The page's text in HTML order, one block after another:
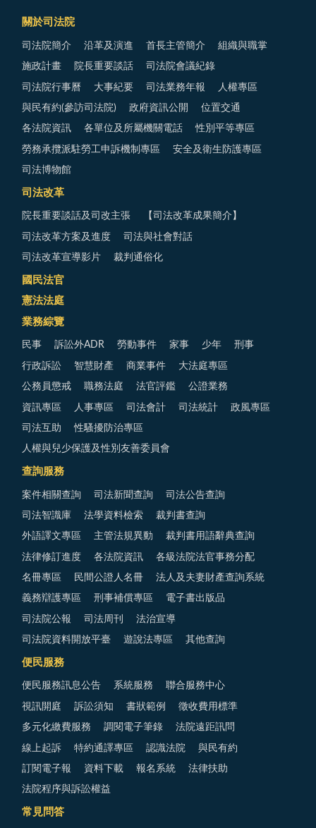
關於司法院
司法院簡介 沿革及演進 首長主管簡介 組織與職掌
施政計畫 院長重要談話 司法院會議紀錄
司法院行事曆 大事紀要 司法業務年報 人權專區
與民有約(參訪司法院) 政府資訊公開 位置交通
各法院資訊 各單位及所屬機關電話 性別平等專區
勞務承攬派駐勞工申訴機制專區 安全及衛生防護專區
司法博物館
司法改革
院長重要談話及司改主張 【司法改革成果簡介】
司法改革方案及進度 司法與社會對話
司法改革宣導影片 裁判通俗化
國民法官
憲法法庭
業務綜覽
民事 訴訟外ADR 勞動事件 家事 少年 刑事
行政訴訟 智慧財產 商業事件 大法庭專區
公務員懲戒 職務法庭 法官評鑑 公證業務
資訊專區 人事專區 司法會計 司法統計 政風專區
司法互助 性騷擾防治專區
人權與兒少保護及性別友善委員會
查詢服務
案件相關查詢 司法新聞查詢 司法公告查詢
司法智識庫 法學資料檢索 裁判書查詢
外語譯文專區 主管法規異動 裁判書用語辭典查詢
法律修訂進度 各法院資訊 各級法院法官事務分配
名冊專區 民間公證人名冊 法人及夫妻財產查詢系統
義務辯護專區 刑事補償專區 電子書出版品
司法院公報 司法周刊 法治宣導
司法院資料開放平臺 遊說法專區 其他查詢
便民服務
便民服務訊息公告 系統服務 聯合服務中心
視訊開庭 訴訟須知 書狀範例 徵收費用標準
多元化繳費服務 調閱電子筆錄 法院遠距訊問
線上起訴 特約通譯專區 認識法院 與民有約
訂閱電子報 資料下載 報名系統 法律扶助
法院程序與訴訟權益
常見問答